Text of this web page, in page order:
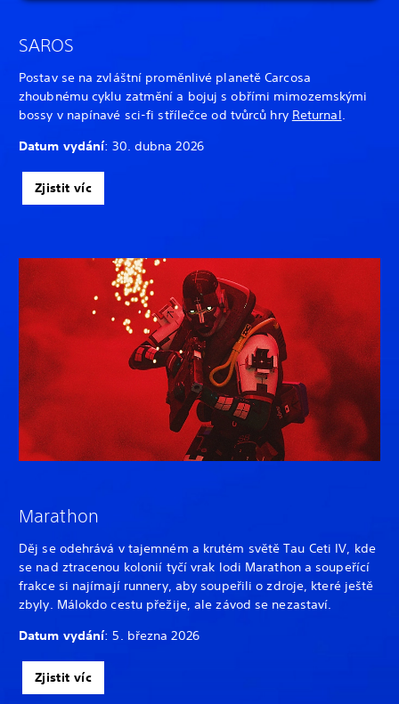
SAROS
Postav se na zvláštní proměnlivé planetě Carcosa
zhoubnému cyklu zatmění a bojuj s obřími mimozemskými
bossy v napínavé sci-fi střílečce od tvůrců hry Returnal
Datum vydání: 30. dubna 2026
Zjistit víc
Marathon
Děj se odehrává v tajemném a krutém světě Tau Ceti IV, kde
se nad ztracenou kolonií tyčí vrak lodi Marathon a soupeřící
frakce si najímají runnery, aby soupeřili o zdroje, které ještě
zbyly. Málokdo cestu přežije, ale závod se nezastaví.
Datum vydání: 5. března 2026
Zjistit víc